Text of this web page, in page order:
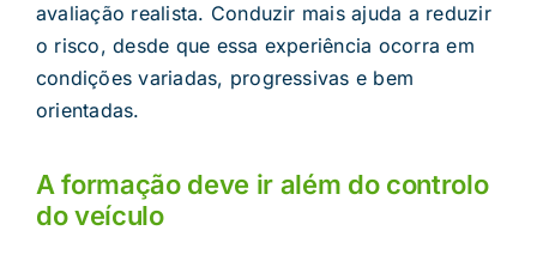
avaliação realista. Conduzir mais ajuda a reduzir
o risco, desde que essa experiência ocorra em
condições variadas, progressivas e bem
orientadas.
A formação deve ir além do controlo
do veículo